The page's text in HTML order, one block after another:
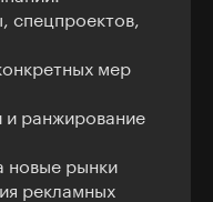
спецпроектов,
мер
и ранжирование
новые рынки
рекламных